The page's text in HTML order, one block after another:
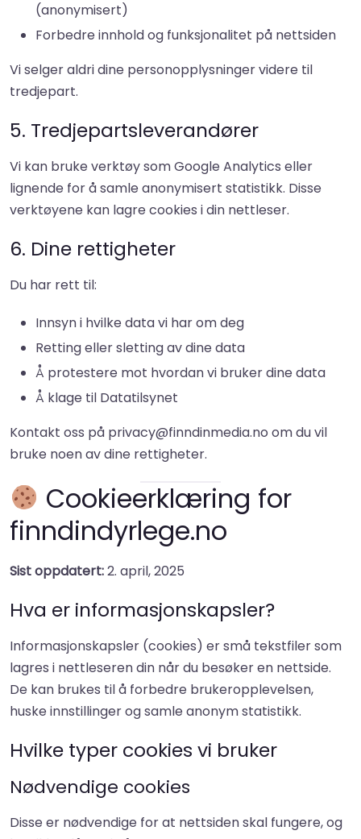
(anonymisert)
Forbedre innhold og funksjonalitet på nettsiden
Vi selger aldri dine personopplysninger videre til
tredjepart.
5. Tredjepartsleverandører
Vi kan bruke verktøy som Google Analytics eller
lignende for å samle anonymisert statistikk. Disse
verktøyene kan lagre cookies i din nettleser.
6. Dine rettigheter
Du har rett til:
Innsyn i hvilke data vi har om deg
Retting eller sletting av dine data
Å protestere mot hvordan vi bruker dine data
Å klage til Datatilsynet
Kontakt oss på privacy@finndinmedia.no om du vil
bruke noen av dine rettigheter.
Cookieerklæring for
finndindyrlege.no
Sist oppdatert:2. april, 2025
Hva er informasjonskapsler?
Informasjonskapsler (cookies) er små tekstfiler som
lagres i nettleseren din når du besøker en nettside.
De kan brukes til å forbedre brukeropplevelsen,
huske innstillinger og samle anonym statistikk.
Hvilke typer cookies vi bruker
Nødvendige cookies
Disse er nødvendige for at nettsiden skal fungere, og